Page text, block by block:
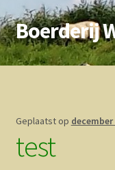
Ga
door
naar
Ga
direct
naar
Boerderij
Home
Biokoe
Geplaatst op december
test